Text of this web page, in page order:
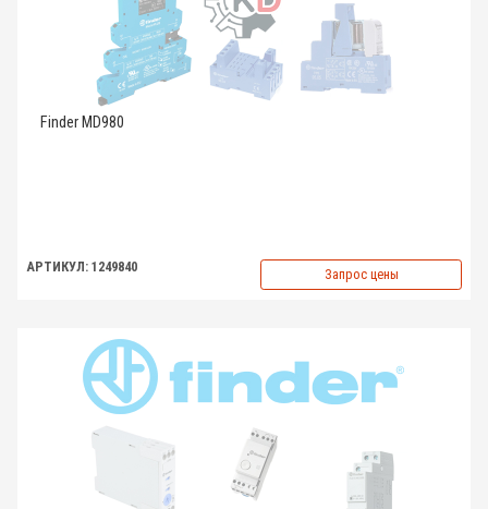
Finder MD980
АРТИКУЛ: 1249840 Запрос цены